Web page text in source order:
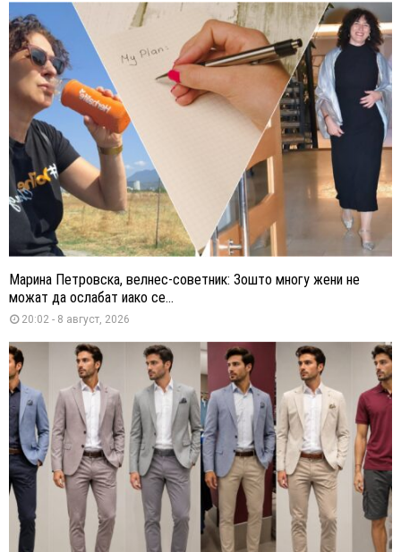
Марина Петровска, велнес-советник: Зошто многу жени не
можат да ослабат иако се...
20:02 - 8 август, 2026